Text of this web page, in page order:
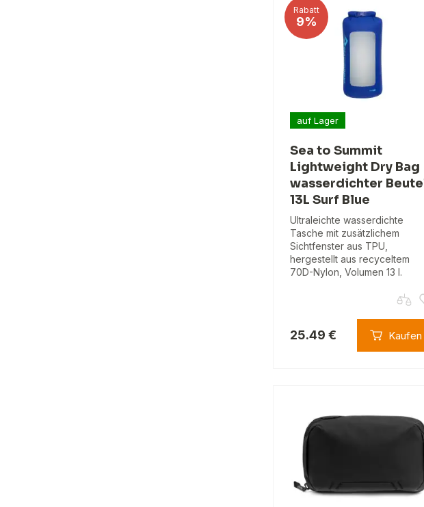
Rabatt
9%
auf Lager
Sea to Summit
Lightweight Dry Bag
wasserdichter
13L Surf Blue
Ultraleichte wasserdichte
Tasche mit zusätzlichem
Sichtfenster aus TPU,
hergestellt aus recyceltem
70D-Nylon, Volumen 13 l.
25.49 € Kaufen